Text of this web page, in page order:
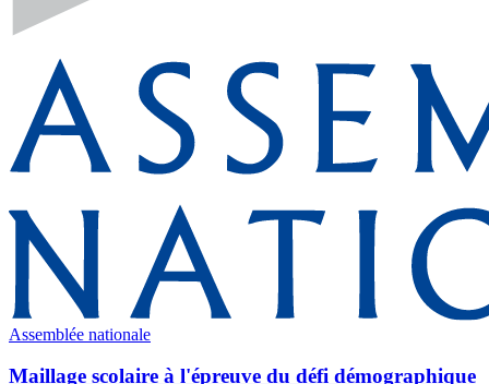
Assemblée nationale
Maillage scolaire à l'épreuve du défi démographique